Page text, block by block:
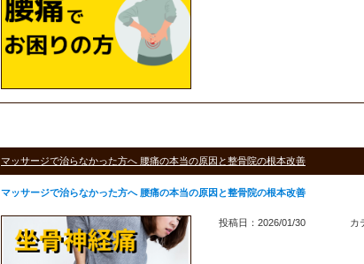
マッサージで治らなかった方へ 腰痛の本当の原因と整骨院の根本改善
マッサージで治らなかった方へ 腰痛の本当の原因と整骨院の根本改善
投稿日：2026/01/30 カ